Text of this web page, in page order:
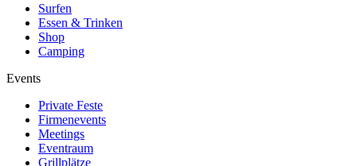
Surfen
Essen & Trinken
Shop
Camping
Events
Private Feste
Firmenevents
Meetings
Eventraum
Grillplätze